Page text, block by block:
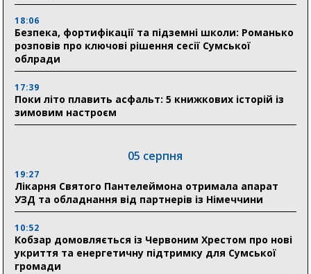
18:06
Безпека, фортифікації та підземні школи: Романько
розповів про ключові рішення сесії Сумської
облради
17:39
Поки літо плавить асфальт: 5 книжкових історій із
зимовим настроєм
05 серпня
19:27
Лікарня Святого Пантелеймона отримала апарат
УЗД та обладнання від партнерів із Німеччини
10:52
Кобзар домовляється із Червоним Хрестом про нові
укриття та енергетичну підтримку для Сумської
громади